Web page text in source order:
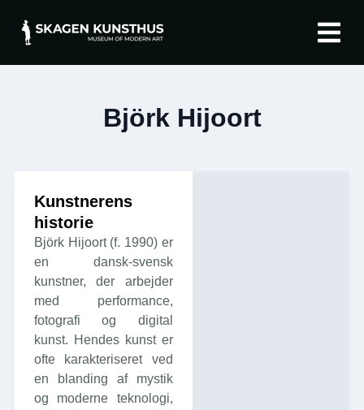
Björk Hijoort
Kunstnerens
historie
Björk Hijoort (f. 1990) er
en dansk-svensk
kunstner, der arbejder
med performance,
fotografi og digital
kunst. Hendes kunst er
ofte karakteriseret ved
en blanding af mystik
og moderne teknologi,